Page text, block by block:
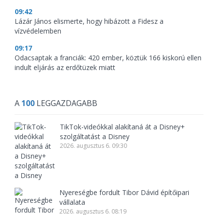
09:42
Lázár János elismerte, hogy hibázott a Fidesz a
vízvédelemben
09:17
Odacsaptak a franciák: 420 ember, köztük 166 kiskorú ellen
indult eljárás az erdőtüzek miatt
A 100 LEGGAZDAGABB
TikTok-videókkal alakítaná át a Disney+
szolgáltatást a Disney
2026. augusztus 6. 09:30
Nyereségbe fordult Tibor Dávid építőipari
vállalata
2026. augusztus 6. 08:19